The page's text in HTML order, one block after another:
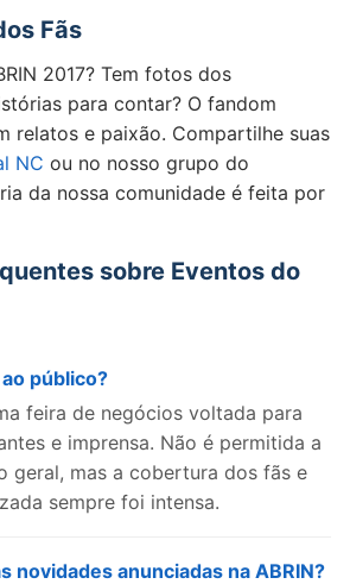
Fãs
2017? Tem fotos dos
para contar? O fandom
relatos e paixão. Compartilhe suas
NC ou no nosso grupo do
da nossa comunidade é feita por
sobre Eventos do
público?
feira de negócios voltada para
e imprensa. Não é permitida a
geral, mas a cobertura dos fãs e
sempre foi intensa.
novidades anunciadas na ABRIN?